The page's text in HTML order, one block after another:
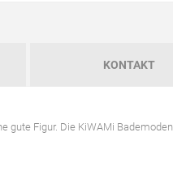
KONTAKT
gute Figur. Die KiWAMi Bademoden